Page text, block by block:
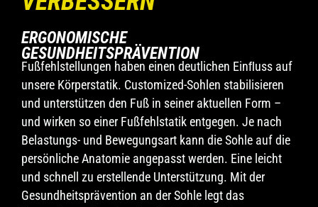
ERGONOMISCHE
GESUNDHEITSPRÄVENTION
Fußfehlstellungen haben einen deutlichen Einﬂuss auf
unsere Körperstatik. Customized-Sohlen stabilisieren
und unterstützen den Fuß in seiner aktuellen Form –
und wirken so einer Fußfehlstatik entgegen. Je nach
Belastungs- und Bewegungsart kann die Sohle auf die
persönliche Anatomie angepasst werden. Eine leicht
und schnell zu erstellende Unterstützung. Mit der
Gesundheitsprävention an der Sohle legt das